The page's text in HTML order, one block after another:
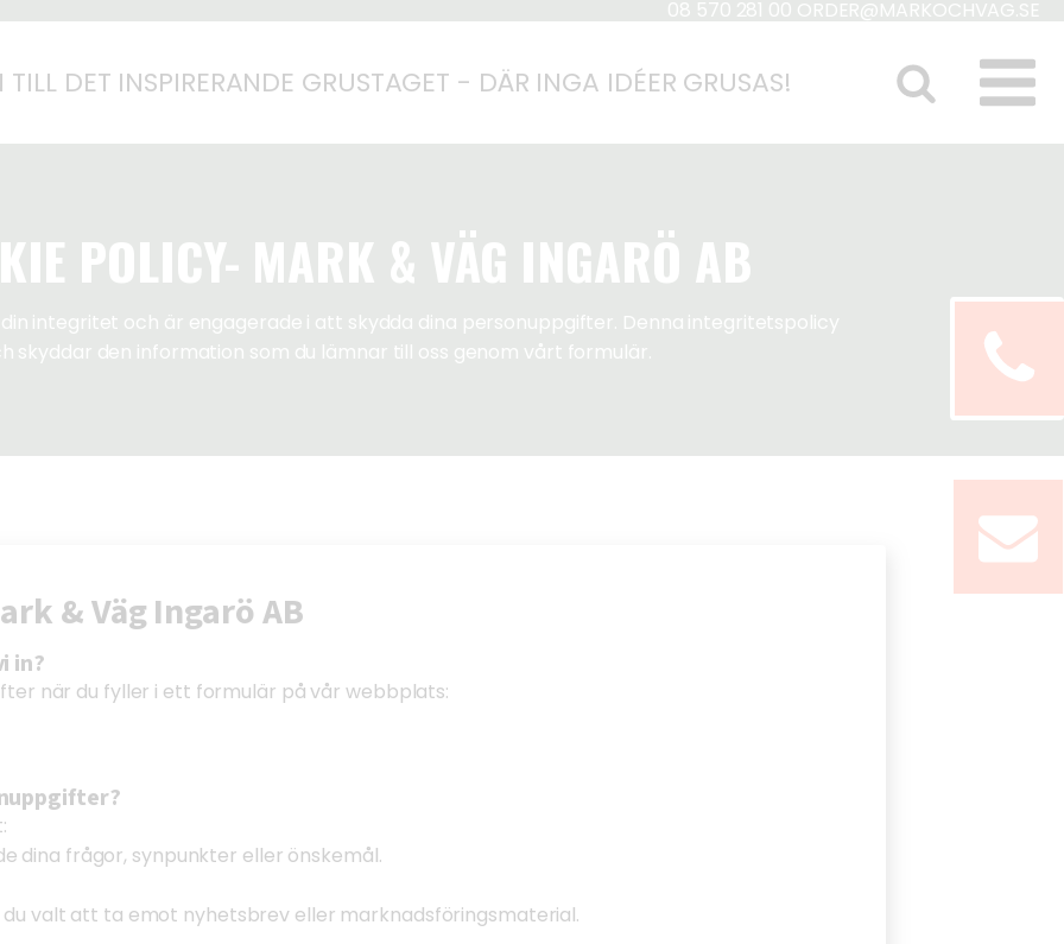
08 570 281 00 ORDER@MARKOCHVAG.SE
DET INSPIRERANDE GRUSTAGET - DÄR INGA IDÉER GRUSAS!
POLICY- MARK & VÄG INGARÖ AB
din integritet och är engagerade i att skydda dina personuppgifter. Denna integritetspolicy
skyddar den information som du lämnar till oss genom vårt formulär.
& Väg Ingarö AB
in?
när du fyller i ett formulär på vår webbplats:
dina frågor, synpunkter eller önskemål.
valt att ta emot nyhetsbrev eller marknadsföringsmaterial.